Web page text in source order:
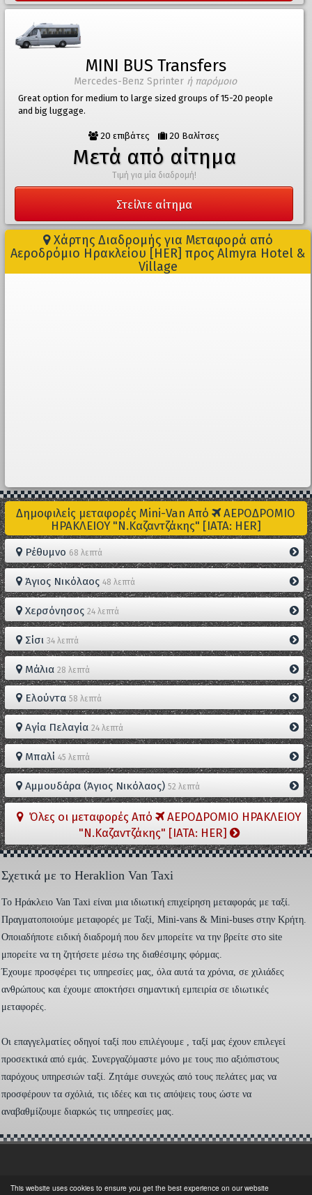
This website uses cookies to ensure you get the best experience on our website
MINI BUS Transfers
Mercedes-Benz Sprinter ή παρόμοιο
Great option for medium to large sized groups of 15-20 people
and big luggage.
20 επιβάτες 20 Βαλίτσες
Μετά από αίτημα
Τιμή για μία διαδρομή!
Στείλτε αίτημα
Χάρτης Διαδρομής για Μεταφορά από
Αεροδρόμιο Ηρακλείου [HER] προς Almyra Hotel &
Village
Δημοφιλείς μεταφορές Mini-Van Από
ΑΕΡΟΔΡΟΜΙΟ
ΗΡΑΚΛΕΙΟΥ "Ν.Καζαντζάκης" [IATA: HER]
Ρέθυμνο 68 λεπτά
Άγιος Νικόλαος 48 λεπτά
Χερσόνησος 24 λεπτά
Σίσι 34 λεπτά
Μάλια 28 λεπτά
Ελούντα 58 λεπτά
Αγία Πελαγία 24 λεπτά
Μπαλί 45 λεπτά
Αμμουδάρα (Άγιος Νικόλαος) 52 λεπτά
Όλες οι μεταφορές Από
ΑΕΡΟΔΡΟΜΙΟ ΗΡΑΚΛΕΙΟΥ
"Ν.Καζαντζάκης" [IATA: HER]
Σχετικά με το Heraklion Van Taxi
To Ηράκλειο Van Taxi είναι μια ιδιωτική επιχείρηση μεταφοράς με ταξί.
Πραγματοποιούμε μεταφορές με Ταξί, Mini-vans & Mini-buses στην Κρήτη.
Οποιαδήποτε ειδική διαδρομή που δεν μπορείτε να την βρείτε στο site
μπορείτε να τη ζητήσετε μέσω της διαθέσιμης φόρμας.
Έχουμε προσφέρει τις υπηρεσίες μας, όλα αυτά τα χρόνια, σε χιλιάδες
ανθρώπους και έχουμε αποκτήσει σημαντική εμπειρία σε ιδιωτικές
μεταφορές.
Οι επαγγελματίες οδηγοί ταξί που επιλέγουμε , ταξί μας έχουν επιλεγεί
προσεκτικά από εμάς. Συνεργαζόμαστε μόνο με τους πιο αξιόπιστους
παρόχους υπηρεσιών ταξί. Ζητάμε συνεχώς από τους πελάτες μας να
προσφέρουν τα σχόλιά, τις ιδέες και τις απόψεις τους ώστε να
αναβαθμίζουμε διαρκώς τις υπηρεσίες μας.